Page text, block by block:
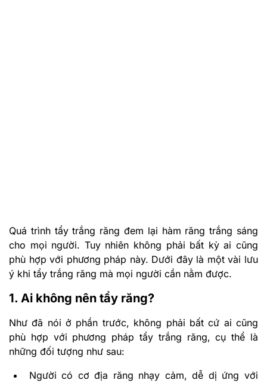
Quá trình tẩy trắng răng đem lại hàm răng trắng sáng
cho mọi người. Tuy nhiên không phải bất kỳ ai cũng
phù hợp với phương pháp này. Dưới đây là một vài lưu
ý khi tẩy trắng răng mà mọi người cần nằm được.
1. Ai không nên tẩy răng?
Như đã nói ở phần trước, không phải bất cứ ai cũng
phù hợp với phương pháp tẩy trắng răng, cụ thể là
những đối tượng như sau:
Người có cơ địa răng nhạy cảm, dễ dị ứng với